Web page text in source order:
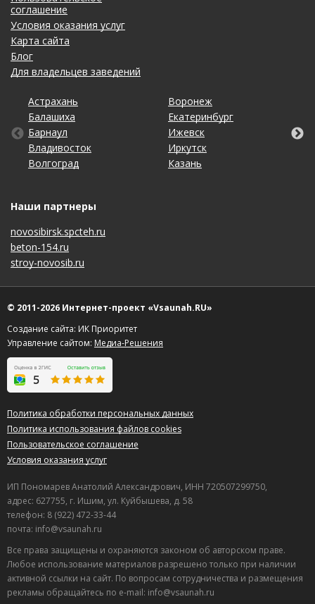
соглашение
Условия оказания услуг
Карта сайта
Блог
Для владельцев заведений
Астрахань
Балашиха
Барнаул
Владивосток
Волгоград
Воронеж
Екатеринбург
Ижевск
Иркутск
Казань
Калининград
Кемерово
Киров
Краснодар
Красноярск
Липецк
Махачкала
Москва
Набережные Челны
Нижний Новгород
Омск
Оренбург
Пенза
Пермь
Ростов-на-Дону
Рязань
Самара
Санкт-Петербург
Саратов
Ставрополь
Тольятти
Томск
Тула
Тюмень
Ульяновск
Уфа
Хабаровск
Чебоксары
Челябинск
Ярославль
Наши партнеры
novosibirsk.spcteh.ru
beton-154.ru
stroy-novosib.ru
© 2011-2026 Интернет-проект «Vsaunah.RU»
Создание сайта: ИК Приоритет
Управление сайтом: Медиа-Решения
Политика обработки персональных данных
Политика использования файлов cookies
Пользовательское соглашение
Условия оказания услуг
ИП Пономарев Анатолий Александрович, ИНН 720507299750,
адрес: 627755, г. Ишим, ул. Куйбышева, д. 58
телефон: 8 (922) 472-33-44
почта: info@vsaunah.ru
Все права защищены и охраняются законом об авторском праве.
Любое использование материалов разрешено только при наличии
активной ссылки на сайт. По вопросам сотрудничества и размещения
рекламы обращайтесь по e-mail: info@vsaunah.ru